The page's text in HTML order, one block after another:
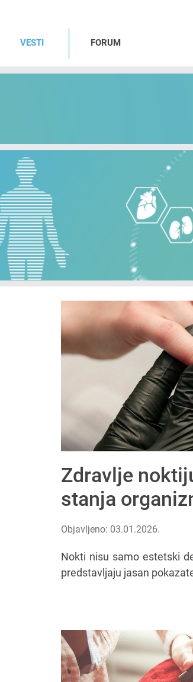
VESTI FORUM
Zdravlje
stanja
Objavljeno: 03.01.2026.
Nokti nisu samo estetski
predstavljaju jasan